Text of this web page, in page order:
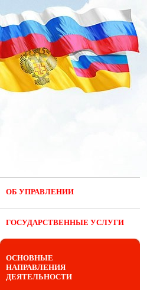
ОБ УПРАВЛЕНИИ
ГОСУДАРСТВЕННЫЕ УСЛУГИ
ОСНОВНЫЕ
НАПРАВЛЕНИЯ
ДЕЯТЕЛЬНОСТИ